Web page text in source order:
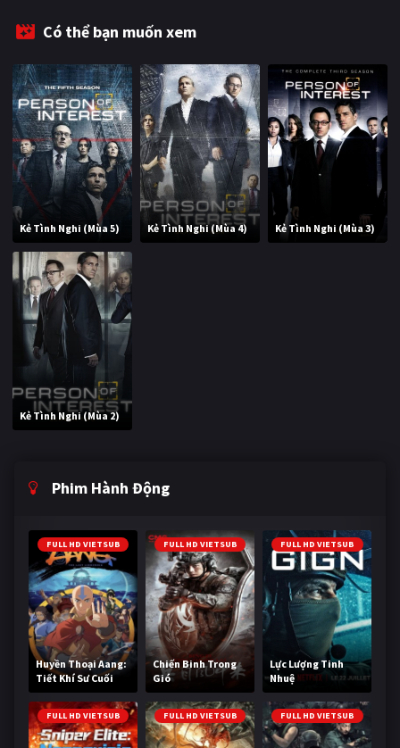
Có thể bạn muốn xem
Kẻ Tình Nghi (Mùa 5) Kẻ Tình Nghi (Mùa 4) Kẻ Tình Nghi (Mùa 3)
Kẻ Tình Nghi (Mùa 2)
Phim Hành Động
FULL HD VIETSUB
Huyền Thoại Aang:
Tiết Khí Sư Cuối
Cùng
FULL HD VIETSUB
Chiến Binh Trong
Gió
FULL HD VIETSUB
Lực Lượng Tinh
Nhuệ
FULL HD VIETSUB FULL HD VIETSUB FULL HD VIETSUB